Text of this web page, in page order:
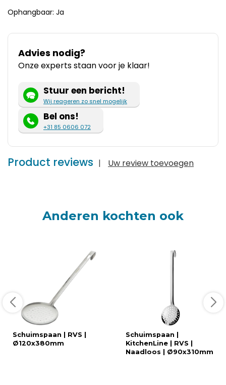
Ophangbaar: Ja
Advies nodig?
Onze experts staan voor je klaar!
Stuur een bericht!
Wij reageren zo snel mogelijk
Bel ons!
+31 85 0606 072
Product reviews | Uw review toevoegen
Anderen kochten ook
Schuimspaan | RVS |
Ø120x380mm
Schuimspaan |
KitchenLine | RVS |
Naadloos | Ø90x310mm